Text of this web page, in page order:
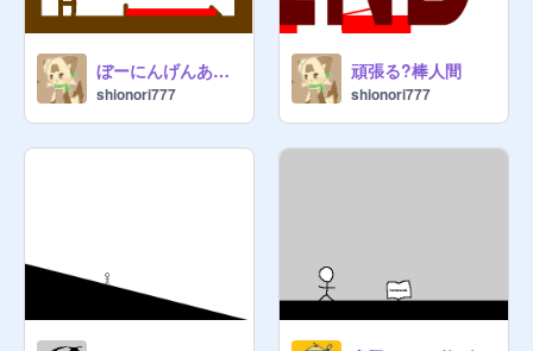
ぼーにんげんあにめーしょん
shionori777
頑張る?棒人間
shionori777